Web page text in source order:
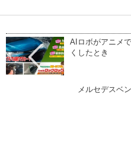
AIロボがアニメ
くしたとき
メルセデスベ